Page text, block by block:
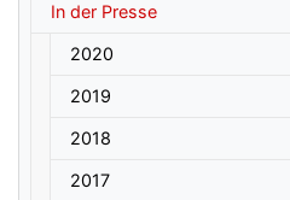
In der Presse
2020
2019
2018
2017